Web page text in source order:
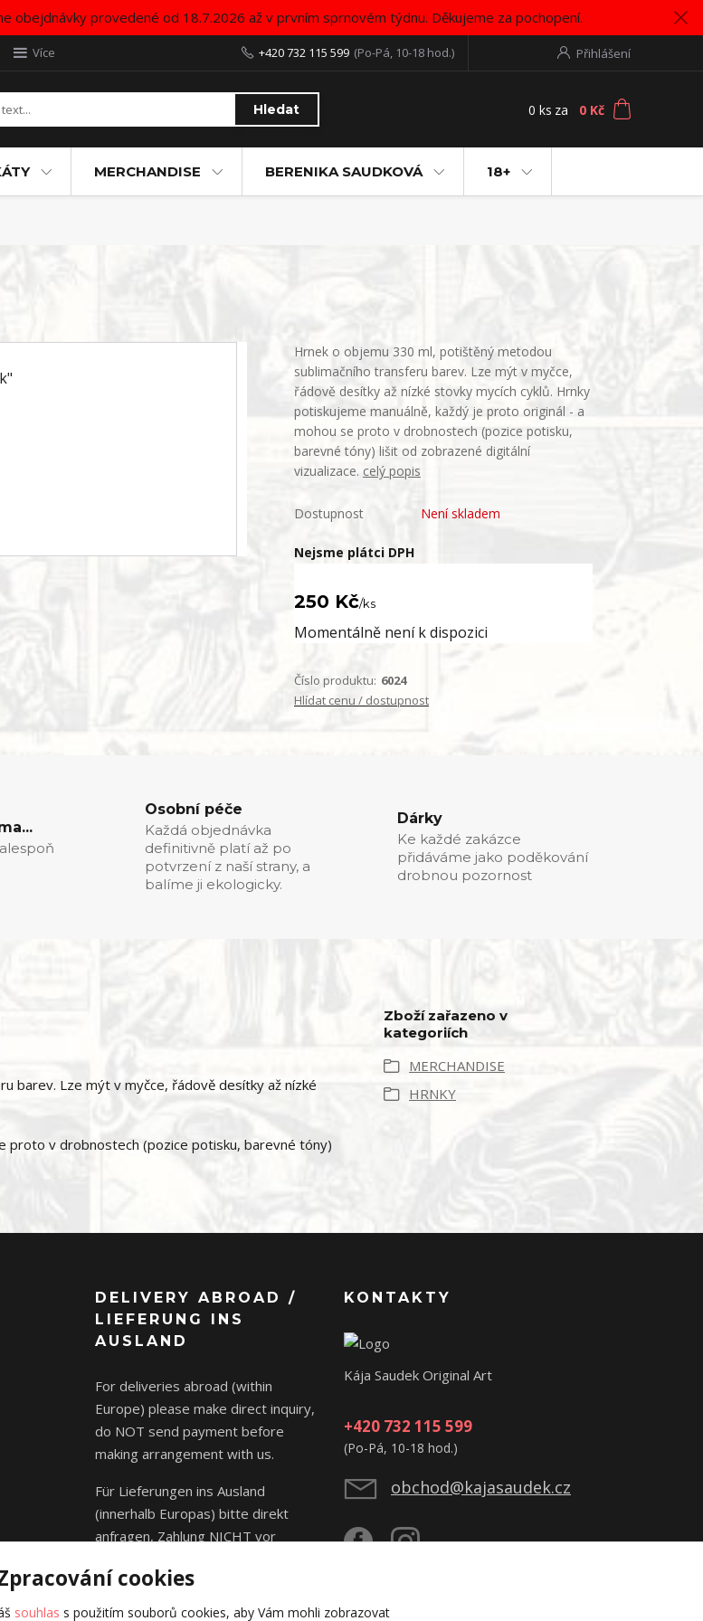
obejdnávky provedené od 18.7.2026 až v prvním sprnovém týdnu. Děkujeme za pochopení.
Více Přihlášení
Hledat
+420 732 115 599 (Po-Pá, 10-18 hod.)
0 ks za 0 Kč
MERCHANDISE BERENIKA SAUDKOVÁ 18+
Hrnek o objemu 330 ml, potištěný metodou
sublimačního transferu barev. Lze mýt v myčce,
řádově desítky až nízké stovky mycích cyklů. Hrnky
potiskujeme manuálně, každý je proto originál - a
mohou se proto v drobnostech (pozice potisku,
barevné tóny) lišit od zobrazené digitální
vizualizace. celý popis
Dostupnost Není skladem
Nejsme plátci DPH
250 Kč/ks
Momentálně není k dispozici
Číslo produktu: 6024
Hlídat cenu / dostupnost
Osobní péče
Každá objednávka
definitivně platí až po
potvrzení z naší strany, a
balíme ji ekologicky.
Dárky
Ke každé zakázce
přidáváme jako poděkování
drobnou pozornost
barev. Lze mýt v myčce, řádově desítky až nízké
proto v drobnostech (pozice potisku, barevné tóny)
Zboží zařazeno v
kategoriích
MERCHANDISE
HRNKY
DELIVERY ABROAD /
LIEFERUNG INS
AUSLAND
For deliveries abroad (within
Europe) please make direct inquiry,
do NOT send payment before
making arrangement with us.
Für Lieferungen ins Ausland
(innerhalb Europas) bitte direkt
anfragen, Zahlung NICHT vor
KONTAKTY
Kája Saudek Original Art
+420 732 115 599
(Po-Pá, 10-18 hod.)
obchod@kajasaudek.cz
cookies
souhlas s použitím souborů cookies, aby Vám mohli zobrazovat